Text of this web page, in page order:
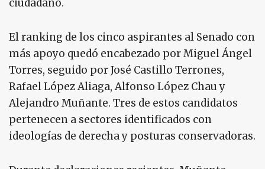
ciudadano.
El ranking de los cinco aspirantes al Senado con
más apoyo quedó encabezado por Miguel Ángel
Torres, seguido por José Castillo Terrones,
Rafael López Aliaga, Alfonso López Chau y
Alejandro Muñante. Tres de estos candidatos
pertenecen a sectores identificados con
ideologías de derecha y posturas conservadoras.